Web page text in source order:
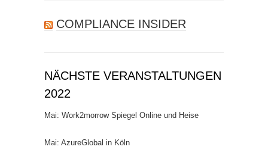
COMPLIANCE INSIDER
NÄCHSTE VERANSTALTUNGEN
2022
Mai: Work2morrow Spiegel Online und Heise
Mai: AzureGlobal in Köln